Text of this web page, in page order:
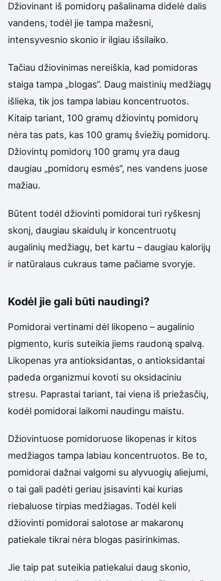
Džiovinant iš pomidorų pašalinama didelė dalis
vandens, todėl jie tampa mažesni,
intensyvesnio skonio ir ilgiau išsilaiko.
Tačiau džiovinimas nereiškia, kad pomidoras
staiga tampa „blogas“. Daug maistinių medžiagų
išlieka, tik jos tampa labiau koncentruotos.
Kitaip tariant, 100 gramų džiovintų pomidorų
nėra tas pats, kas 100 gramų šviežių pomidorų.
Džiovintų pomidorų 100 gramų yra daug
daugiau „pomidorų esmės“, nes vandens juose
mažiau.
Būtent todėl džiovinti pomidorai turi ryškesnį
skonį, daugiau skaidulų ir koncentruotų
augalinių medžiagų, bet kartu – daugiau kalorijų
ir natūralaus cukraus tame pačiame svoryje.
Kodėl jie gali būti naudingi?
Pomidorai vertinami dėl likopeno – augalinio
pigmento, kuris suteikia jiems raudoną spalvą.
Likopenas yra antioksidantas, o antioksidantai
padeda organizmui kovoti su oksidaciniu
stresu. Paprastai tariant, tai viena iš priežasčių,
kodėl pomidorai laikomi naudingu maistu.
Džiovintuose pomidoruose likopenas ir kitos
medžiagos tampa labiau koncentruotos. Be to,
pomidorai dažnai valgomi su alyvuogių aliejumi,
o tai gali padėti geriau įsisavinti kai kurias
riebaluose tirpias medžiagas. Todėl keli
džiovinti pomidorai salotose ar makaronų
patiekale tikrai nėra blogas pasirinkimas.
Jie taip pat suteikia patiekalui daug skonio,